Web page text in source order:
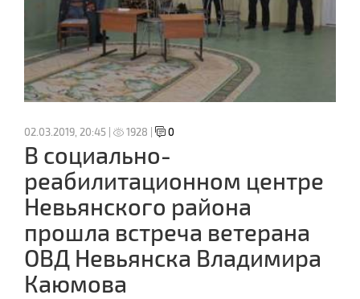
02.03.2019, 20:45 | 1928 | 0
В социально-
реабилитационном центре
Невьянского района
прошла встреча ветерана
ОВД Невьянска Владимира
Каюмова